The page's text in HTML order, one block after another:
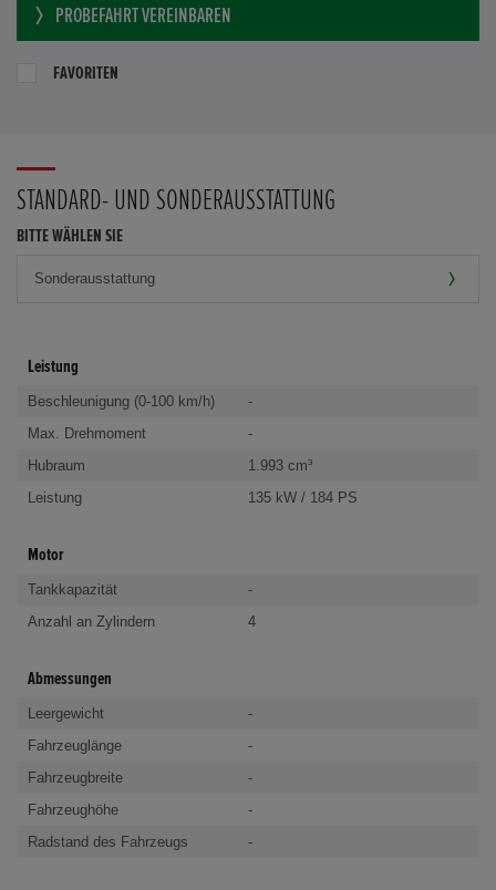
PROBEFAHRT VEREINBAREN
FAVORITEN
STANDARD- UND SONDERAUSSTATTUNG
BITTE WÄHLEN SIE
Leistung
Beschleunigung (0-100 km/h)
-
Max. Drehmoment
-
Hubraum
1.993 cm³
Leistung
135 kW / 184 PS
Motor
Tankkapazität
-
Anzahl an Zylindern
4
Abmessungen
Leergewicht
-
Fahrzeuglänge
-
Fahrzeugbreite
-
Fahrzeughöhe
-
Radstand des Fahrzeugs
-